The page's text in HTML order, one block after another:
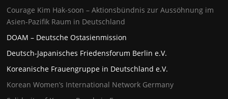
Courage Kim Hak-soon – Aktionsbündnis zur Aussöhnung im
Asien-Pazifik Raum in Deutschland
DOAM – Deutsche Ostasienmission
Deutsch-Japanisches Friedensforum Berlin e.V.
Koreanische Frauengruppe in Deutschland e.V.
Korean Women’s International Network Germany